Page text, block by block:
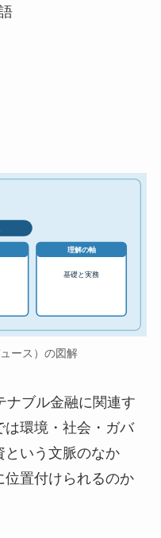
理解の軸
基礎と実務
ース）の図解
ナブル金融に関連す
は環境・社会・ガバ
という文脈のなか
位置付けられるのか